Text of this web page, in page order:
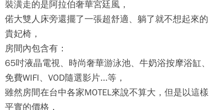
裝潢走的是阿拉伯奢華宮廷風，
偌大雙人床旁還擺了一張超舒適、躺了就不想起來的
貴妃椅，
房間內包含有：
65吋液晶電視、時尚奢華游泳池、牛奶浴按摩浴缸、
免費WIFI、VOD隨選影片...等，
雖然房間在台中各家MOTEL來說不算大，但是以這樣
平實的價格，